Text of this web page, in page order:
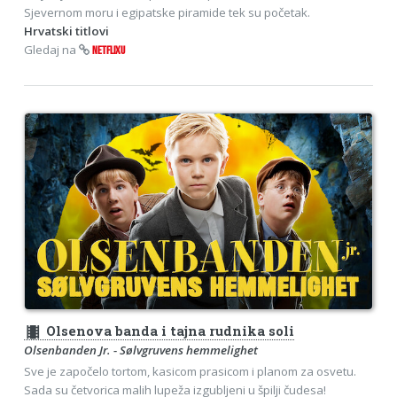
Sjevernom moru i egipatske piramide tek su početak.
Hrvatski titlovi
Gledaj na
NETFLIXU
theaters Olsenova banda i tajna rudnika soli
Olsenbanden Jr. - Sølvgruvens hemmelighet
Sve je započelo tortom, kasicom prasicom i planom za osvetu.
Sada su četvorica malih lupeža izgubljeni u špilji čudesa!